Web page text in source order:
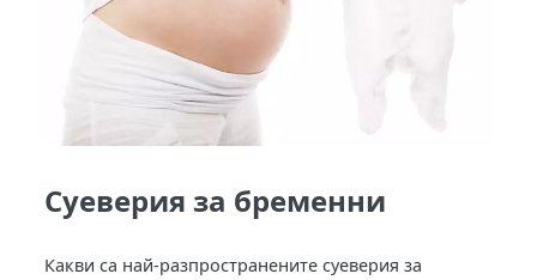
Суеверия за бременни
Какви са най-разпространените суеверия за